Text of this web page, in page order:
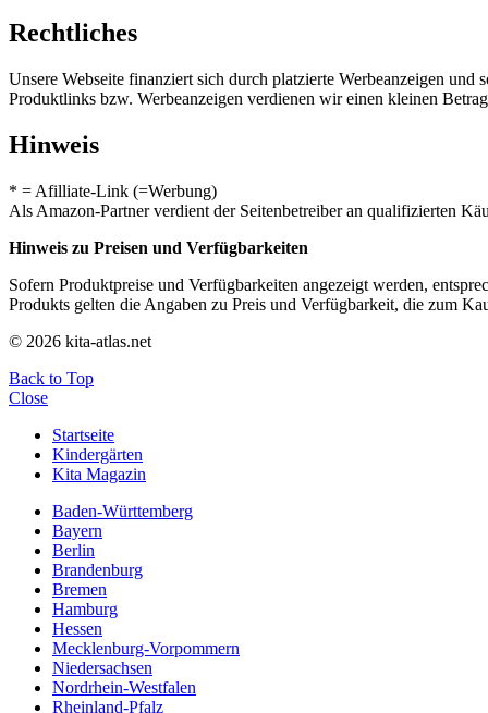
Rechtliches
Unsere Webseite finanziert sich durch platzierte Werbeanzeigen
Produktlinks bzw. Werbeanzeigen verdienen wir einen kleinen
Hinweis
* = Afilliate-Link (=Werbung)
Als Amazon-Partner verdient der Seitenbetreiber an qualifizierten
Hinweis zu Preisen und Verfügbarkeiten
Sofern Produktpreise und Verfügbarkeiten angezeigt werden,
Produkts gelten die Angaben zu Preis und Verfügbarkeit, die zum
© 2026 kita-atlas.net
Back to Top
Close
Startseite
Kindergärten
Kita Magazin
Baden-Württemberg
Bayern
Berlin
Brandenburg
Bremen
Hamburg
Hessen
Mecklenburg-Vorpommern
Niedersachsen
Nordrhein-Westfalen
Rheinland-Pfalz